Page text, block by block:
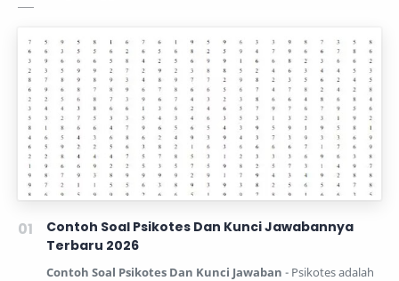
Contoh Soal Psikotes Dan Kunci Jawabannya
Terbaru 2026
Contoh Soal Psikotes Dan Kunci Jawaban - Psikotes adalah